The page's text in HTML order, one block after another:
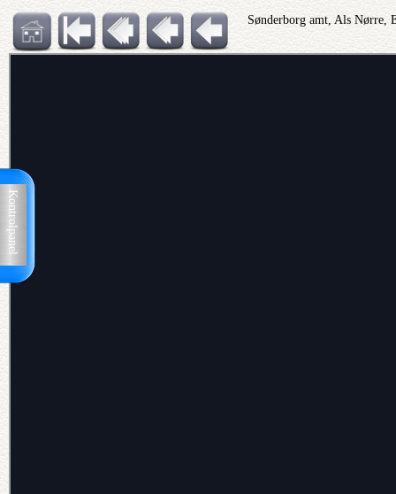
Kontrolpanel
Sønderborg amt, Als Nørre,